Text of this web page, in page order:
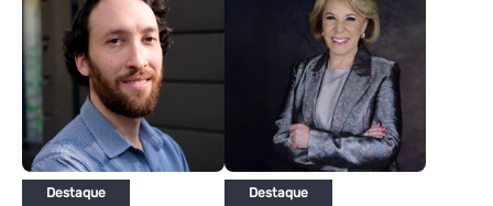
Destaque Destaque